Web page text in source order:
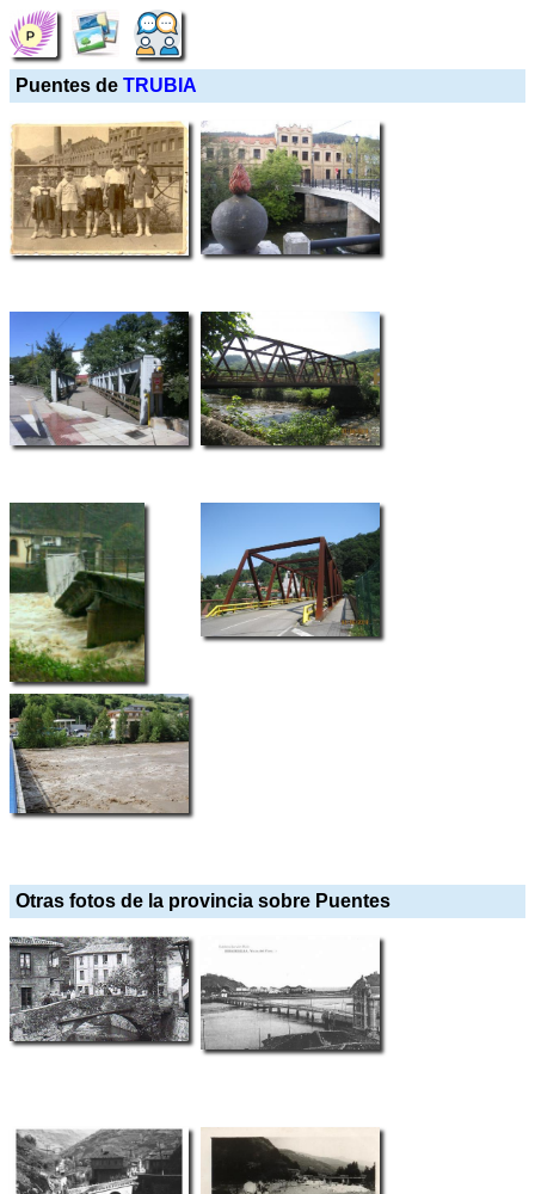
Puentes de TRUBIA
Otras fotos de la provincia sobre Puentes